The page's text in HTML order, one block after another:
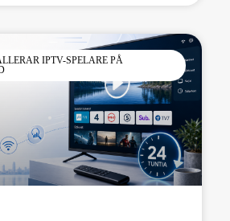
IPTV-SPELARE PÅ